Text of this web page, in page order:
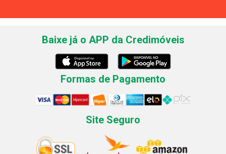
Baixe já o APP da Credimóveis
Formas de Pagamento
Site Seguro